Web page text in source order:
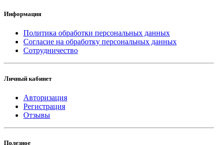
Информация
Политика обработки персональных данных
Согласие на обработку персональных данных
Сотрудничество
Личный кабинет
Авторизация
Регистрация
Отзывы
Полезное